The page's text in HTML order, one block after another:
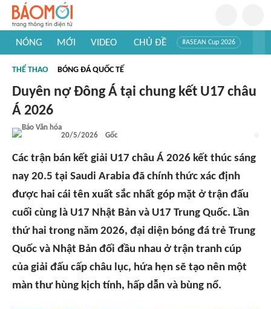
NÓNG MỚI VIDEO CHỦ ĐỀ #ASEAN Cup 2026
#Khám phá thế giới
THỂ THAO BÓNG ĐÁ QUỐC TẾ
Duyên nợ Đông Á tại chung kết U17 châu
Á 2026
20/5/2026 Gốc
Các trận bán kết giải U17 châu Á 2026 kết thúc sáng
nay 20.5 tại Saudi Arabia đã chính thức xác định
được hai cái tên xuất sắc nhất góp mặt ở trận đấu
cuối cùng là U17 Nhật Bản và U17 Trung Quốc. Lần
thứ hai trong năm 2026, đại diện bóng đá trẻ Trung
Quốc và Nhật Bản đối đầu nhau ở trận tranh cúp
của giải đấu cấp châu lục, hứa hẹn sẽ tạo nên một
màn thư hùng kịch tính, hấp dẫn và bùng nổ.